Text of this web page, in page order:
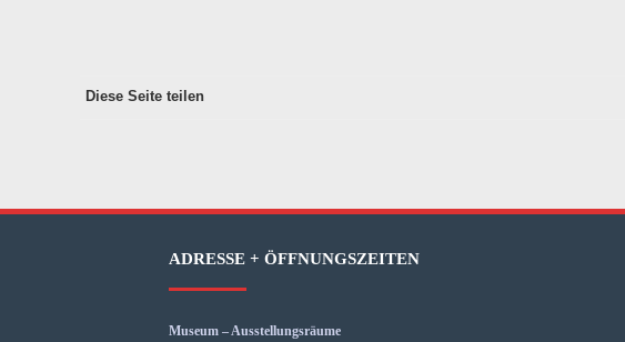
Diese Seite teilen
ADRESSE + ÖFFNUNGSZEITEN
Museum – Ausstellungsräume